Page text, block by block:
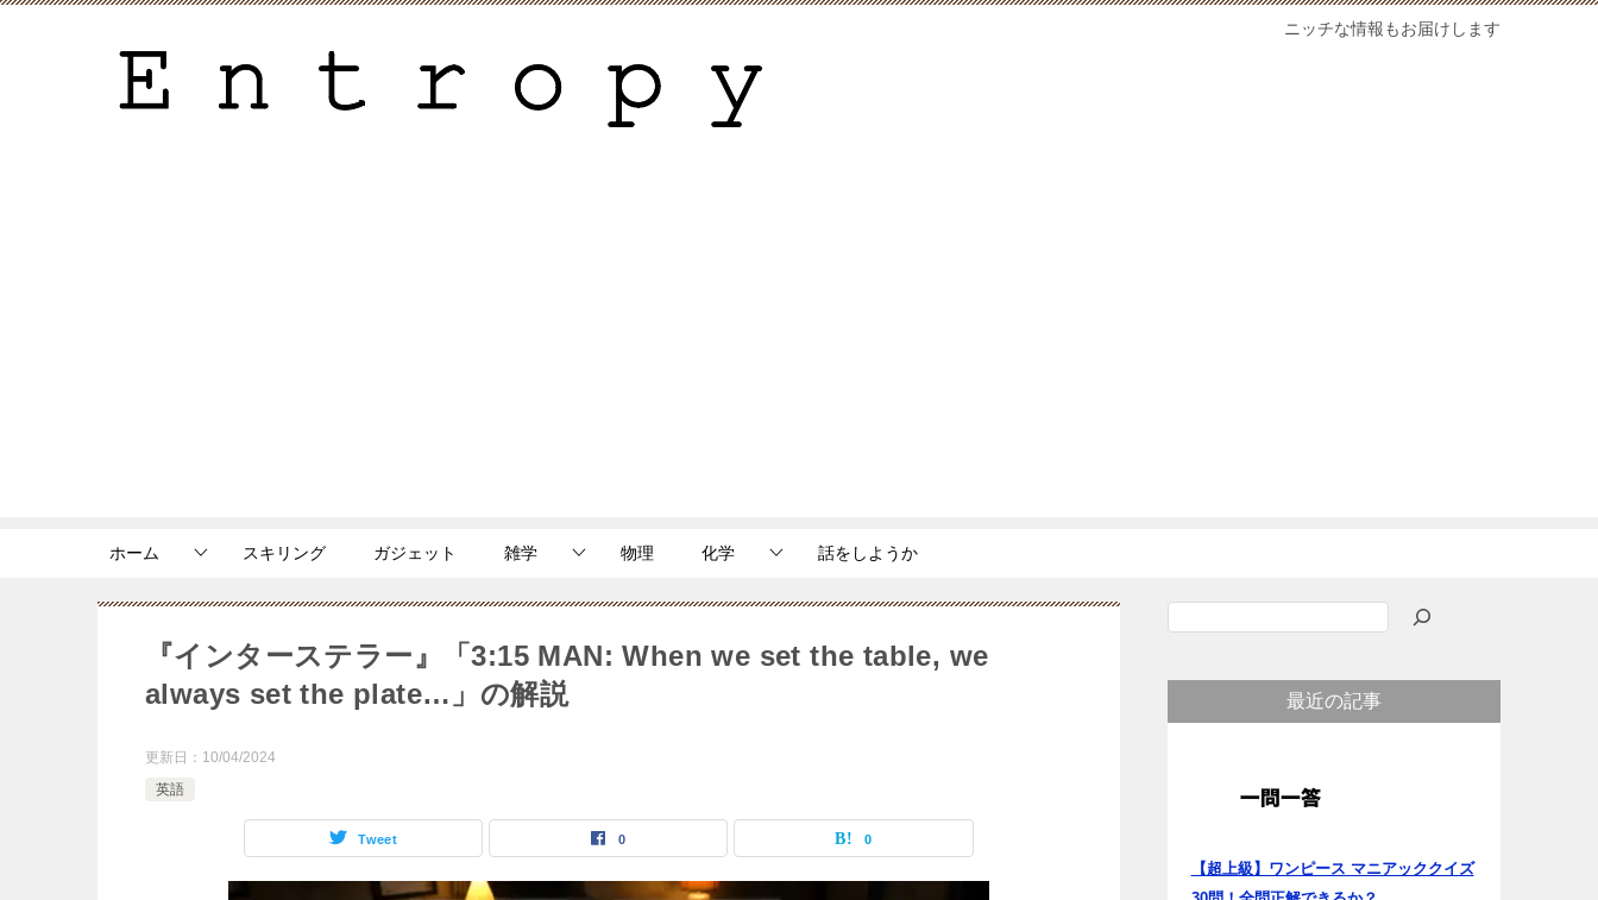
ニッチな情報もお届けします
ホーム スキリング ガジェット 雑学 物理 化学 話をしようか
『インターステラー』「3:15 MAN: When we set the table, we
always set the plate…」の解説
更新日： 10/04/2024
英語
Tweet 0 0
最近の記事
【超上級】ワンピース マニアッククイズ